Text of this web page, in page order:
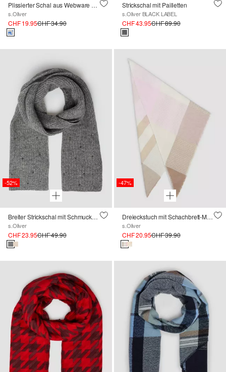
Plissierter Schal aus Webware und floralem Muster
s.Oliver
CHF 19.95CHF 34.90
Strickschal mit Pailletten
s.Oliver BLACK LABEL
CHF 43.95CHF 89.90
-52%
Breiter Strickschal mit Schmuckperlen-Details
s.Oliver
CHF 23.95CHF 49.90
-47%
Dreieckstuch mit Schachbrett-Muster
s.Oliver
CHF 20.95CHF 39.90